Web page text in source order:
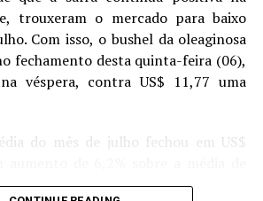
nesses números resultou em um
milhões de toneladas, superior aos
reportados em junho e aos
previstos pelos traders.
árvore de regressão mostrando os
Cada nó terminal exibe a produtividade
Os painéis (A) e (C) mostram a
trouxeram o mercado para baixo
Com isso, o bushel da oleaginosa
fechamento desta quinta-feira (06),
véspera, contra US$ 11,77 uma
do mês de julho fechou em US$
a média de julho/25 foi de US$